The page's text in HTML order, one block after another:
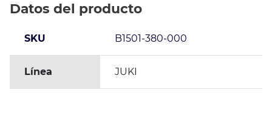
Datos del producto
SKU B1501-380-000
Línea JUKI